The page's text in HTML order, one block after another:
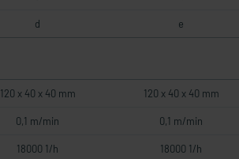
d e
120 x 40 x 40 mm 120 x 40 x 40 mm
0,1 m/min 0,1 m/min
18000 1/h 18000 1/h